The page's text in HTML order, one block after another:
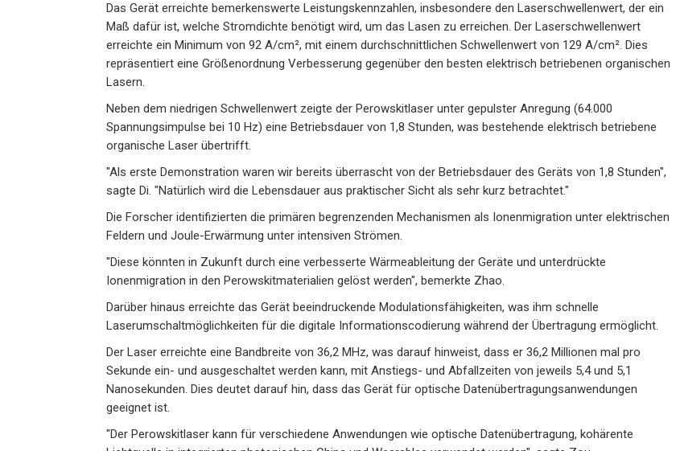
Das Gerät erreichte bemerkenswerte Leistungskennzahlen, insbesondere den Laserschwellenwert, der ein
Maß dafür ist, welche Stromdichte benötigt wird, um das Lasen zu erreichen. Der Laserschwellenwert
erreichte ein Minimum von 92 A/cm², mit einem durchschnittlichen Schwellenwert von 129 A/cm². Dies
repräsentiert eine Größenordnung Verbesserung gegenüber den besten elektrisch betriebenen organischen
Lasern.
Neben dem niedrigen Schwellenwert zeigte der Perowskitlaser unter gepulster Anregung (64.000
Spannungsimpulse bei 10 Hz) eine Betriebsdauer von 1,8 Stunden, was bestehende elektrisch betriebene
organische Laser übertrifft.
"Als erste Demonstration waren wir bereits überrascht von der Betriebsdauer des Geräts von 1,8 Stunden",
sagte Di. "Natürlich wird die Lebensdauer aus praktischer Sicht als sehr kurz betrachtet."
Die Forscher identifizierten die primären begrenzenden Mechanismen als Ionenmigration unter elektrischen
Feldern und Joule-Erwärmung unter intensiven Strömen.
"Diese könnten in Zukunft durch eine verbesserte Wärmeableitung der Geräte und unterdrückte
Ionenmigration in den Perowskitmaterialien gelöst werden", bemerkte Zhao.
Darüber hinaus erreichte das Gerät beeindruckende Modulationsfähigkeiten, was ihm schnelle
Laserumschaltmöglichkeiten für die digitale Informationscodierung während der Übertragung ermöglicht.
Der Laser erreichte eine Bandbreite von 36,2 MHz, was darauf hinweist, dass er 36,2 Millionen mal pro
Sekunde ein- und ausgeschaltet werden kann, mit Anstiegs- und Abfallzeiten von jeweils 5,4 und 5,1
Nanosekunden. Dies deutet darauf hin, dass das Gerät für optische Datenübertragungsanwendungen
geeignet ist.
"Der Perowskitlaser kann für verschiedene Anwendungen wie optische Datenübertragung, kohärente